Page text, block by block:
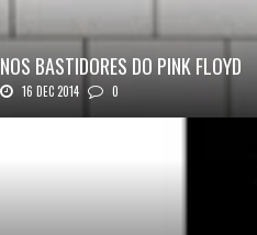
NOS BASTIDORES DO PINK FLOYD
16 DEC 2014 0